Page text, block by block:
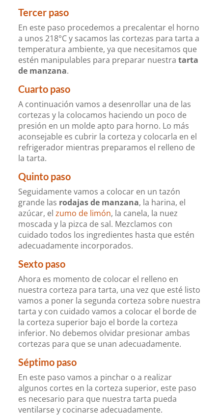
Tercer paso
En este paso procedemos a precalentar el horno
a unos 218°C y sacamos las cortezas para tarta a
temperatura ambiente, ya que necesitamos que
estén manipulables para preparar nuestratarta
de manzana.
Cuarto paso
A continuación vamos a desenrollar una de las
cortezas y la colocamos haciendo un poco de
presión en un molde apto para horno. Lo más
aconsejable es cubrir la corteza y colocarla en el
refrigerador mientras preparamos el relleno de
la tarta.
Quinto paso
Seguidamente vamos a colocar en un tazón
grande las rodajas de manzana, la harina, el
azúcar, elzumo de limón, la canela, la nuez
moscada y la pizca de sal. Mezclamos con
cuidado todos los ingredientes hasta que estén
adecuadamente incorporados.
Sexto paso
Ahora es momento de colocar el relleno en
nuestra corteza para tarta, una vez que esté listo
vamos a poner la segunda corteza sobre nuestra
tarta y con cuidado vamos a colocar el borde de
la corteza superior bajo el borde la corteza
inferior. No debemos olvidar presionar ambas
cortezas para que se unan adecuadamente.
Séptimo paso
En este paso vamos a pinchar o a realizar
algunos cortes en la corteza superior, este paso
es necesario para que nuestra tarta pueda
ventilarse y cocinarse adecuadamente.